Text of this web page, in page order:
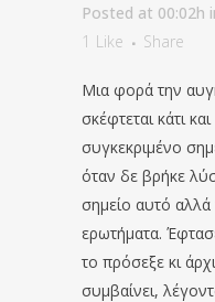
Posted at 00:02h
1 Like Share
Μια φορά την
σκέφτεται κάτι
συγκεκριμένο
όταν δε βρήκε
σημείο αυτό αλλά
ερωτήματα.
το πρόσεξε κι
συμβαίνει,